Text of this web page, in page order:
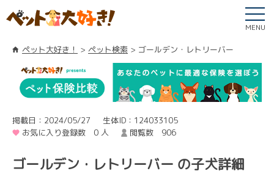
MENU
ペット大好き！ ペット検索 ゴールデン・レトリーバー
掲載日：2024/05/27
生体ID：124033105
お気に入り登録数 0 人
閲覧数 906
ゴールデン・レトリーバー の子犬詳細